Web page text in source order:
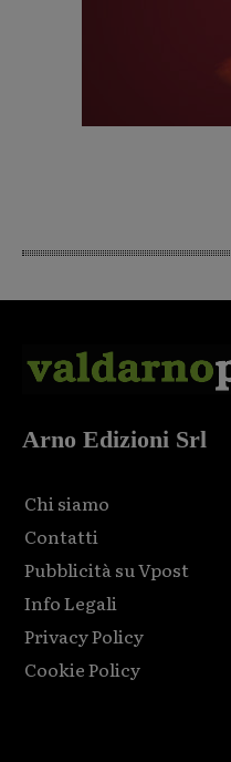
Arno Edizioni Srl
Chi siamo
Contatti
Pubblicità su Vpost
Info Legali
Privacy Policy
Cookie Policy